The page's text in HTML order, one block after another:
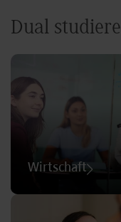
Dual
Wirtschaft